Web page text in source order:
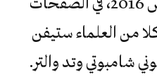
كلا من العلماء ستيفن
شامبوتي وتد والتر.